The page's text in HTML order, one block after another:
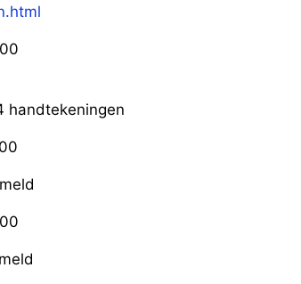
handtekeningen